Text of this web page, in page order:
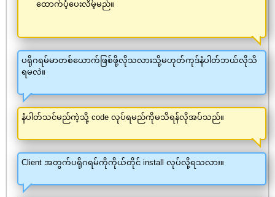
ထောက်ပံ့ပေးလိမ့်မည်။
ပရိုဂရမ်မာတစ်ယောက်ဖြစ်ဖို့လိုသလားသို့မဟုတ်ကုဒ်နံပါတ်ဘယ်လိုသိ
ရမလဲ။
နံပါတ်သင်မည်ကဲ့သို့ code လုပ်ရမည်ကိုမသိရန်လိုအပ်သည်။
Client အတွက်ပရိုဂရမ်ကိုကိုယ်တိုင် install လုပ်လို့ရသလား။